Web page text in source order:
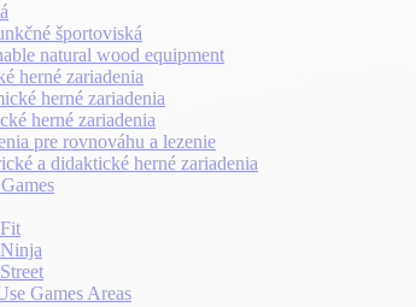
športoviská
natural wood equipment
herné zariadenia
herné zariadenia
herné zariadenia
pre rovnováhu a lezenie
a didaktické herné zariadenia
Games Areas